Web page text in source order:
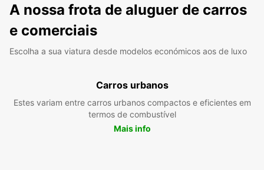
A nossa frota de aluguer de carros
e comerciais
Escolha a sua viatura desde modelos económicos aos de luxo
Carros urbanos
Estes variam entre carros urbanos compactos e eficientes em
termos de combustível
Mais info